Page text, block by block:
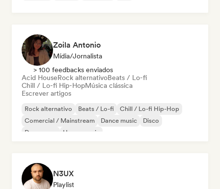
Zoila Antonio
Mídia/Jornalista
> 100 feedbacks enviados
Acid HouseRock alternativoBeats / Lo-fi
Chill / Lo-fi Hip-HopMúsica clássica
Escrever artigos
Rock alternativo Beats / Lo-fi
Chill / Lo-fi Hip-Hop
Comercial / Mainstream
Dance music
Disco
Dream pop
House music
N3UX
Playlist